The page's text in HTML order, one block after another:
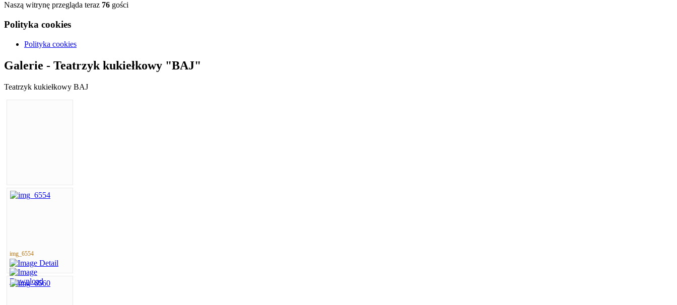
Naszą witrynę przegląda teraz 76 gości
Polityka cookies
Polityka cookies
Galerie - Teatrzyk kukiełkowy "BAJ"
Teatrzyk kukiełkowy BAJ
img_6554